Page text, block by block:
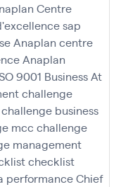
Centre
sap
Anaplan centre
Anaplan
9001 Business At
challenge
challenge business
mcc challenge
management
checklist
performanceChief